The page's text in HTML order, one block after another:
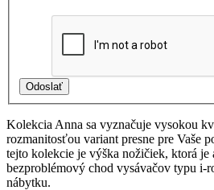
Kolekcia Anna sa vyznačuje vysokou
rozmanitosťou variant presne pre Vaše
tejto kolekcie je výška nožičiek, ktorá je
bezproblémový chod vysávačov typu i-
nábytku.